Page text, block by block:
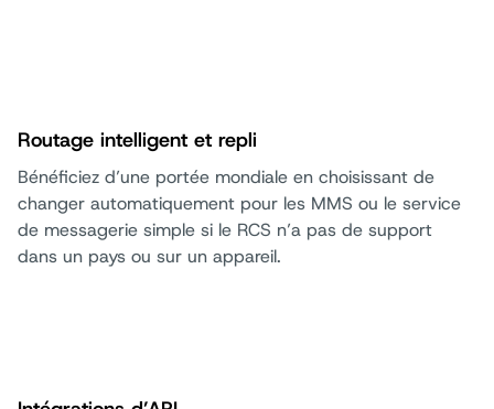
Routage intelligent et repli
Bénéficiez d’une portée mondiale en choisissant de
changer automatiquement pour les MMS ou le service
de messagerie simple si le RCS n’a pas de support
dans un pays ou sur un appareil.